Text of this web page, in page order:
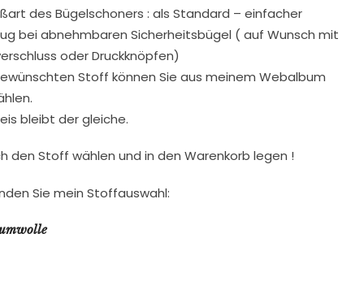
des Bügelschoners​ : ​als Standard – ​einfacher
bei abnehmbaren Sicherheitsbügel​ ​( auf Wunsch​ mit
oder Dr​u​ck​k​nöpfen)
Stoff können Sie aus meinem Webalbum
bleibt der gleiche.
den Stoff wählen und in den Warenkorb legen !
Sie mein Stoffauswahl: